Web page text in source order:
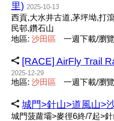
里) 2025-10-13
西貢,大水井古道,茅坪坳,打
民邨,鑽石山
地區:沙田 區 一週下載/瀏
[RACE] AirFly Trail
2025-12-29
地區:沙田 區 一週下載/瀏
城門>針山>道風山>
城門菠蘿壩>麥徑6終/7起>